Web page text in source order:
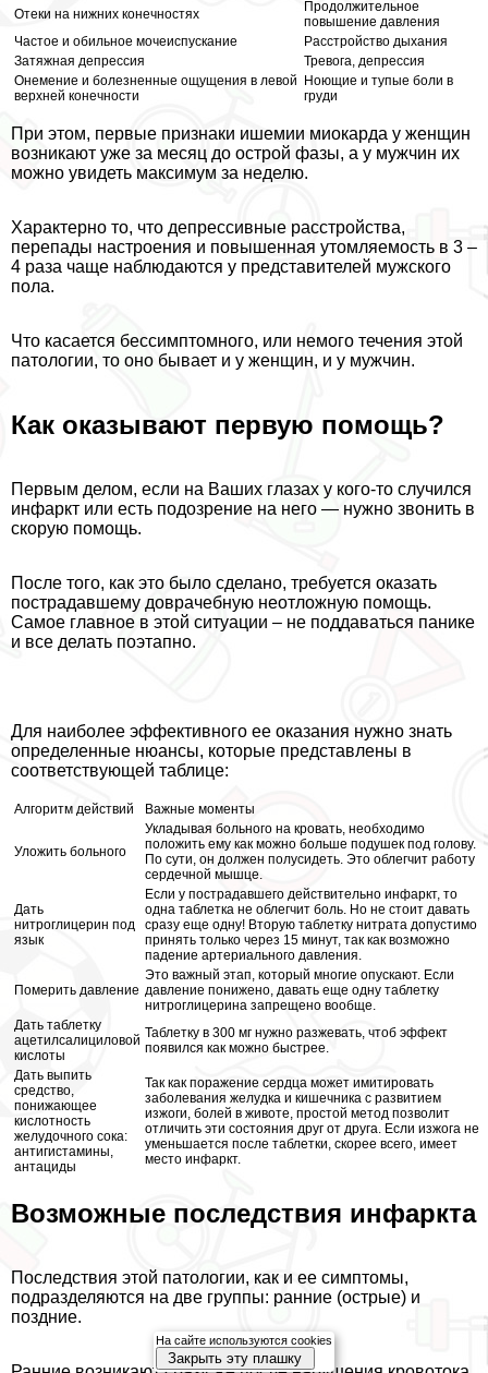
Отеки на нижних конечностях
Продолжительное
повышение давления
Частое и обильное мочеиспускание
Расстройство дыхания
Затяжная депрессия
Тревога, депрессия
Онемение и болезненные ощущения в левой
верхней конечности
Ноющие и тупые боли в
гpyди
При этом, первые признаки ишемии миокарда у женщин
возникают уже за месяц до острой фазы, а у мужчин их
можно увидеть максимум за неделю.
Хаpaктерно то, что депрессивные расстройства,
перепады настроения и повышенная утомляемость в 3 –
4 раза чаще наблюдаются у представителей мужского
пола.
Что касается бессимптомного, или немого течения этой
патологии, то оно бывает и у женщин, и у мужчин.
Как оказывают первую помощь?
Первым делом, если на Ваших глазах у кого-то случился
инфаркт или есть подозрение на него — нужно звонить в
скорую помощь.
После того, как это было сделано, требуется оказать
пострадавшему доврачебную неотложную помощь.
Самое главное в этой ситуации – не поддаваться панике
и все делать поэтапно.
Для наиболее эффективного ее оказания нужно знать
определенные нюансы, которые представлены в
соответствующей таблице:
Алгоритм действий Важные моменты
Уложить больного
Укладывая больного на кровать, необходимо
положить ему как можно больше подушек под голову.
По сути, он должен полусидеть. Это облегчит работу
сердечной мышце.
Дать
нитроглицерин под
язык
Если у пострадавшего действительно инфаркт, то
одна таблетка не облегчит боль. Но не стоит давать
сразу еще одну! Вторую таблетку нитрата допустимо
принять только через 15 минут, так как возможно
падение артериального давления.
Померить давление
Это важный этап, который многие опускают. Если
давление понижено, давать еще одну таблетку
нитроглицерина запрещено вообще.
Дать таблетку
ацетилсалициловой
кислоты
Таблетку в 300 мг нужно разжевать, чтоб эффект
появился как можно быстрее.
Дать выпить
средство,
понижающее
кислотность
желудочного сока:
антигистамины,
антациды
Так как поражение сердца может имитировать
заболевания желудка и кишечника с развитием
изжоги, болей в животе, простой метод позволит
отличить эти состояния друг от друга. Если изжога не
уменьшается после таблетки, скорее всего, имеет
место инфаркт.
Возможные последствия инфаркта
Последствия этой патологии, как и ее симптомы,
подразделяются на две группы: ранние (острые) и
поздние.
На сайте используются cookies
Закрыть эту плашку